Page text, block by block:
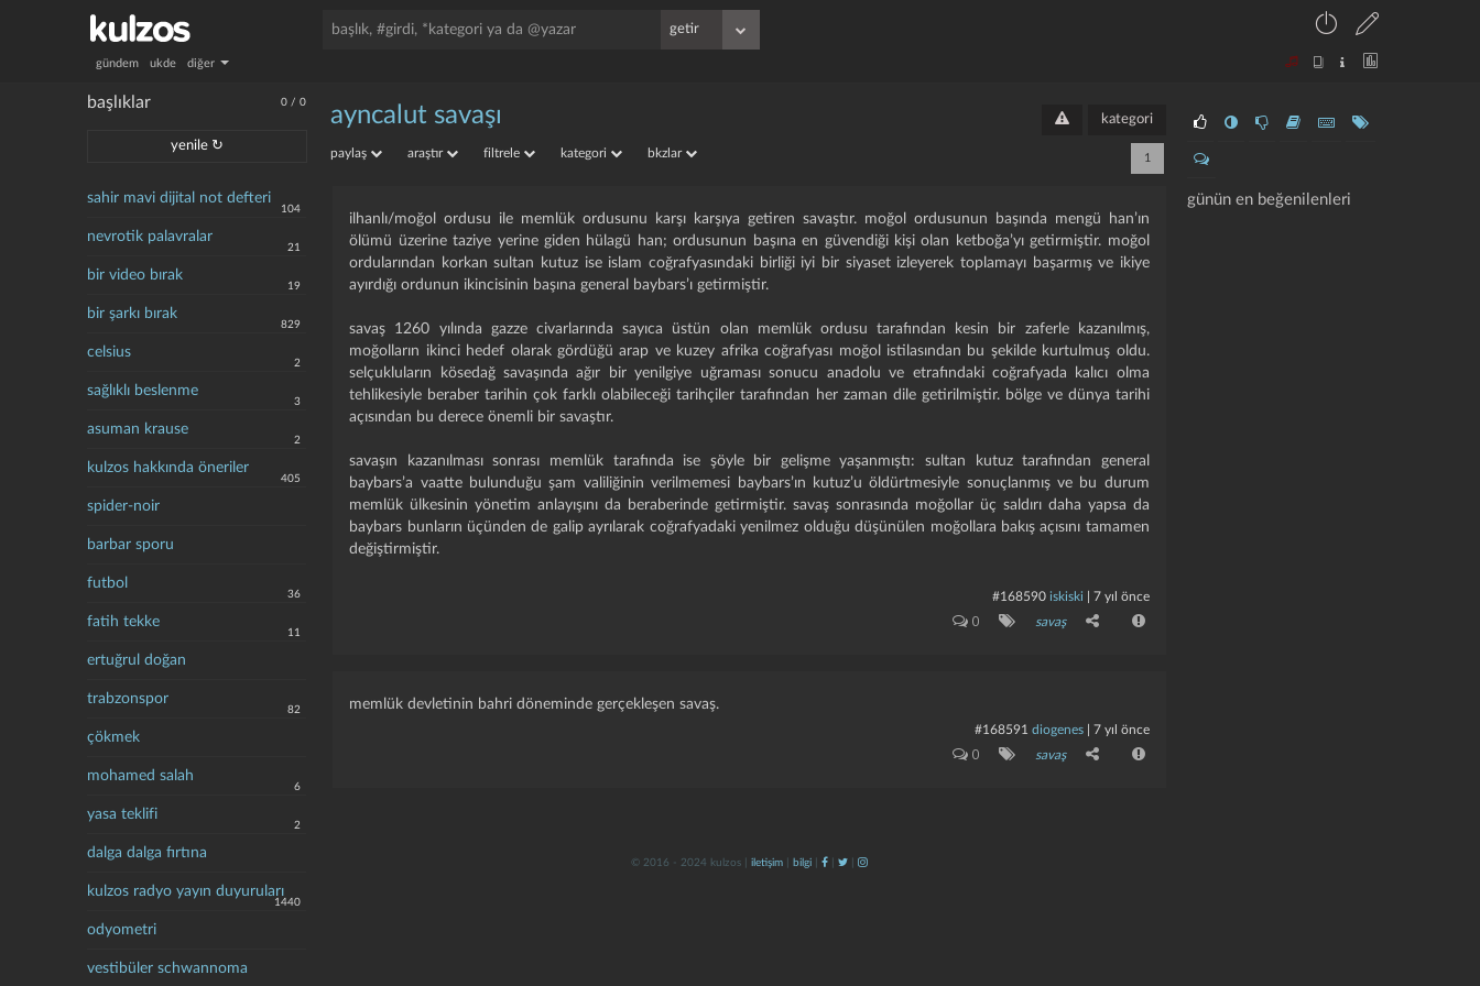
gündem ukde diğer
0 /0
başlıklar
yenile ↻
sahir mavi dijital not defteri
104
nevrotik palavralar
21
bir video bırak
19
bir şarkı bırak
829
celsius
2
sağlıklı beslenme
3
asuman krause
2
kulzos hakkında öneriler
405
spider-noir
barbar sporu
futbol
36
fatih tekke
11
ertuğrul doğan
trabzonspor
82
çökmek
mohamed salah
6
yasa teklifi
2
dalga dalga fırtına
kulzos radyo yayın duyuruları
1440
odyometri
vestibüler schwannoma
günün en beğenilenleri
ayncalut savaşı kategori
paylaş araştır filtrele kategori bkzlar 1
i̇lhanlı/moğol ordusu ile memlük ordusunu karşı karşıya getiren savaştır. moğol ordusunun başında mengü han’ın
ölümü üzerine taziye yerine giden hülagü han; ordusunun başına en güvendiği kişi olan ketboğa’yı getirmiştir. moğol
ordularından korkan sultan kutuz ise islam coğrafyasındaki birliği iyi bir siyaset izleyerek toplamayı başarmış ve ikiye
ayırdığı ordunun ikincisinin başına general baybars’ı getirmiştir.
savaş 1260 yılında gazze civarlarında sayıca üstün olan memlük ordusu tarafından kesin bir zaferle kazanılmış,
moğolların ikinci hedef olarak gördüğü arap ve kuzey afrika coğrafyası moğol istilasından bu şekilde kurtulmuş oldu.
selçukluların kösedağ savaşında ağır bir yenilgiye uğraması sonucu anadolu ve etrafındaki coğrafyada kalıcı olma
tehlikesiyle beraber tarihin çok farklı olabileceği tarihçiler tarafından her zaman dile getirilmiştir. bölge ve dünya tarihi
açısından bu derece önemli bir savaştır.
savaşın kazanılması sonrası memlük tarafında ise şöyle bir gelişme yaşanmıştı: sultan kutuz tarafından general
baybars’a vaatte bulunduğu şam valiliğinin verilmemesi baybars’ın kutuz’u öldürtmesiyle sonuçlanmış ve bu durum
memlük ülkesinin yönetim anlayışını da beraberinde getirmiştir. savaş sonrasında moğollar üç saldırı daha yapsa da
baybars bunların üçünden de galip ayrılarak coğrafyadaki yenilmez olduğu düşünülen moğollara bakış açısını tamamen
değiştirmiştir.
#168590 iskiski 7 yıl önce
0 savaş
memlük devletinin bahri döneminde gerçekleşen savaş.
#168591 diogenes| 7 yıl önce
0 savaş
© 2016 - 2024 kulzos | iletişim bilgi